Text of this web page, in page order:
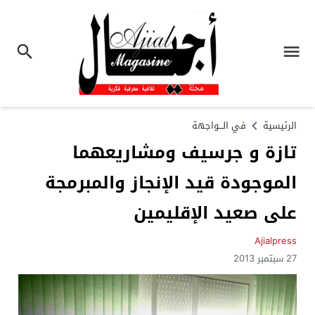
الرئيسية في الـــواجهة
تازة و جرسيف ومشاريعهما
الموجودة قيد الإنجاز والمبرمجة
على صعيد الإقليمين
Ajialpress
27 سبتمبر 2013